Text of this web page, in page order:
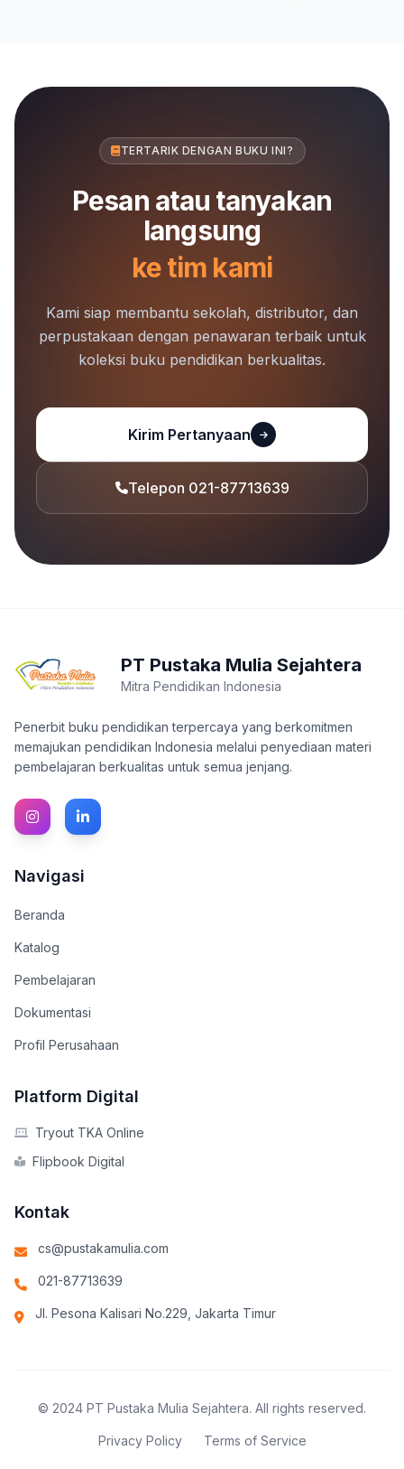
TERTARIK DENGAN BUKU INI?
Pesan atau tanyakan
langsung
ke tim kami
Kami siap membantu sekolah, distributor, dan
perpustakaan dengan penawaran terbaik untuk
koleksi buku pendidikan berkualitas.
Kirim Pertanyaan
Telepon 021-87713639
PT Pustaka Mulia Sejahtera
Mitra Pendidikan Indonesia
Penerbit buku pendidikan terpercaya yang berkomitmen
memajukan pendidikan Indonesia melalui penyediaan materi
pembelajaran berkualitas untuk semua jenjang.
Navigasi
Beranda
Katalog
Pembelajaran
Dokumentasi
Profil Perusahaan
Platform Digital
Tryout TKA Online
Flipbook Digital
Kontak
cs@pustakamulia.com
021-87713639
Jl. Pesona Kalisari No.229, Jakarta Timur
© 2024 PT Pustaka Mulia Sejahtera. All rights reserved.
Privacy Policy Terms of Service